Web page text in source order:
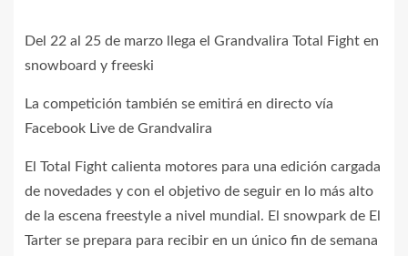
Del 22 al 25 de marzo llega el Grandvalira Total Fight en
snowboard y freeski
La competición también se emitirá en directo vía
Facebook Live de Grandvalira
El Total Fight calienta motores para una edición cargada
de novedades y con el objetivo de seguir en lo más alto
de la escena freestyle a nivel mundial. El snowpark de El
Tarter se prepara para recibir en un único fin de semana